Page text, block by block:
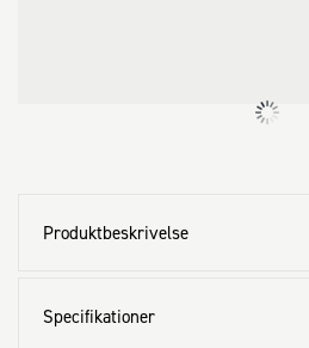
Produktbeskrivelse
Specifikationer